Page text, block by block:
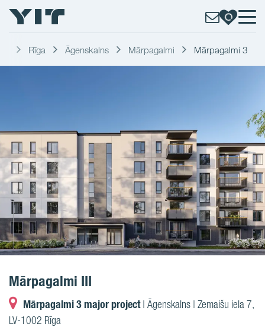
Rīga Āgenskalns Mārpagalmi Mārpagalmi 3
Mārpagalmi III
Mārpagalmi 3 major project| Āgenskalns | Zemaišu iela 7,
LV-1002 Rīga